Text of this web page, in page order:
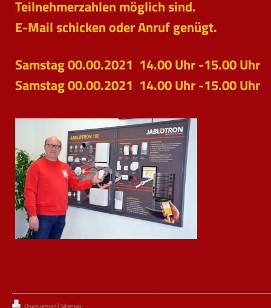
Teilnehmerzahlen möglich sind.
E-Mail schicken oder Anruf genügt.
Samstag 00.00.2021 14.00 Uhr -15.00 Uhr
Samstag 00.00.2021 14.00 Uhr -15.00 Uhr
Druckversion | Sitemap